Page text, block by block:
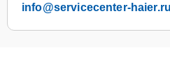
info@servicecenter-haier.ru